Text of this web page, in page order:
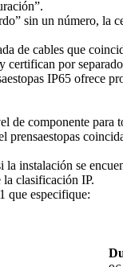
sin un número, la
de cables que
certifican por
IP65 ofrece
de componente para
instalación se
la clasificación IP.
que especifique: